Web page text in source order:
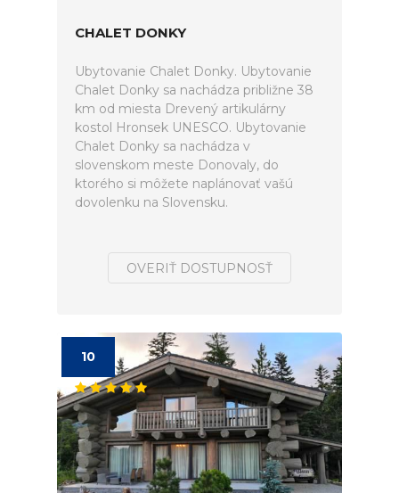
CHALET DONKY
Ubytovanie Chalet Donky. Ubytovanie
Chalet Donky sa nachádza približne 38
km od miesta Drevený artikulárny
kostol Hronsek UNESCO. Ubytovanie
Chalet Donky sa nachádza v
slovenskom meste Donovaly, do
ktorého si môžete naplánovať vašú
dovolenku na Slovensku.
OVERIŤ DOSTUPNOSŤ
10